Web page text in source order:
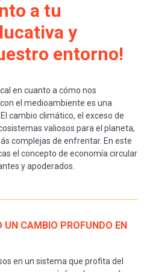
a tu
y
entorno!
en cuanto a cómo nos
el medioambiente es una
cambio climático, el exceso de
valiosos para el planeta,
complejas de enfrentar. En este
el concepto de economía circular
y apoderados.
UN CAMBIO PROFUNDO EN
en un sistema que profita del